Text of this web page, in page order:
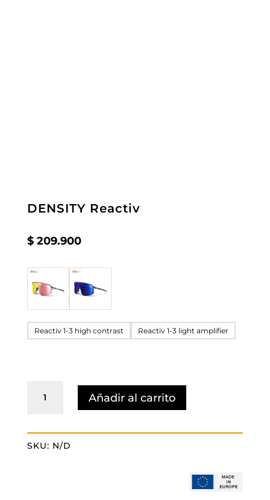
DENSITY Reactiv
$209.900
Reactiv 1-3 high contrast Reactiv 1-3 light amplifier
Añadir al carrito
SKU: N/D